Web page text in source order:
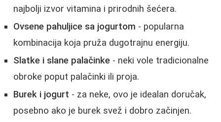
najbolji izvor vitamina i prirodnih šećera.
Ovsene pahuljice sa jogurtom - popularna
kombinacija koja pruža dugotrajnu energiju.
Slatke i slane palačinke - neki vole tradicionalne
obroke poput palačinki ili proja.
Burek i jogurt - za neke, ovo je idealan doručak,
posebno ako je burek svež i dobro začinjen.